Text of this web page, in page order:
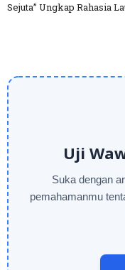
Sejuta” Ungkap Rahasia
Uji
Suka dengan
pemahamanmu